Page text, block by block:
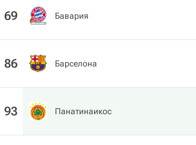
69 Бавария
86 Барселона
93 Панатинаикос